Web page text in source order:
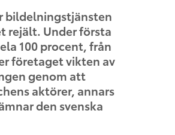
bildelningstjänsten
rejält. Under första
100 procent, från
företaget vikten av
genom att
aktörer, annars
den svenska